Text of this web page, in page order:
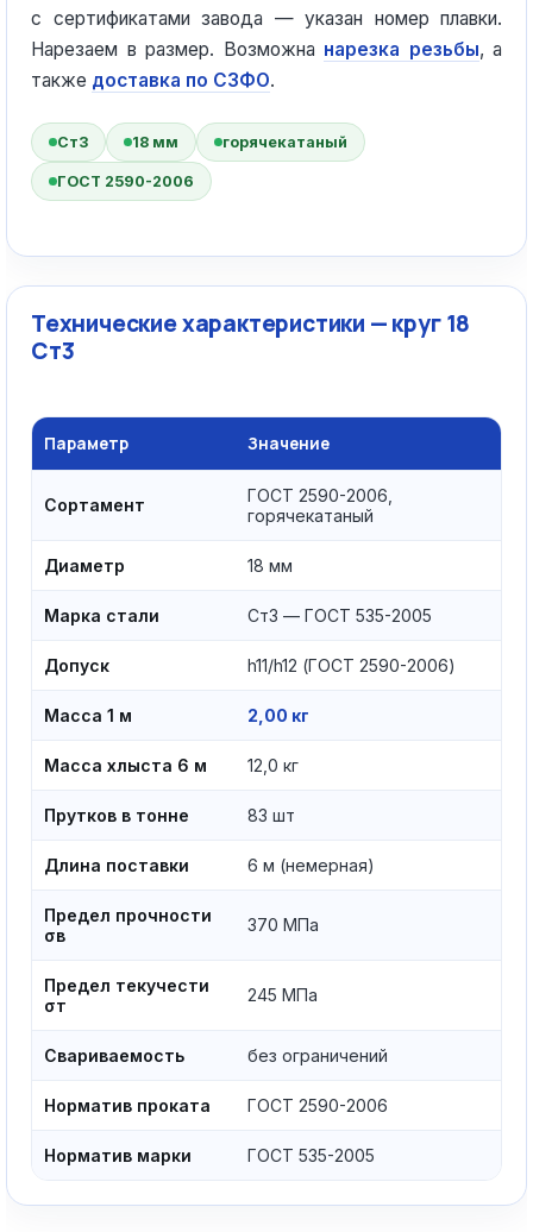
с сертификатами завода — указан номер плавки.
Нарезаем в размер. Возможна нарезка резьбы, а
также доставка по СЗФО.
Ст3 18 мм горячекатаный
ГОСТ 2590-2006
Технические характеристики — круг 18
Ст3
Параметр Значение
Сортамент
ГОСТ 2590-2006,
горячекатаный
Диаметр 18 мм
Марка стали Ст3 — ГОСТ 535-2005
Допуск h11/h12 (ГОСТ 2590-2006)
Масса 1 м 2,00 кг
Масса хлыста 6 м 12,0 кг
Прутков в тонне 83 шт
Длина поставки 6 м (немерная)
Предел прочности
σв
370 МПа
Предел текучести
σт
245 МПа
Свариваемость без ограничений
Норматив проката ГОСТ 2590-2006
Норматив марки ГОСТ 535-2005